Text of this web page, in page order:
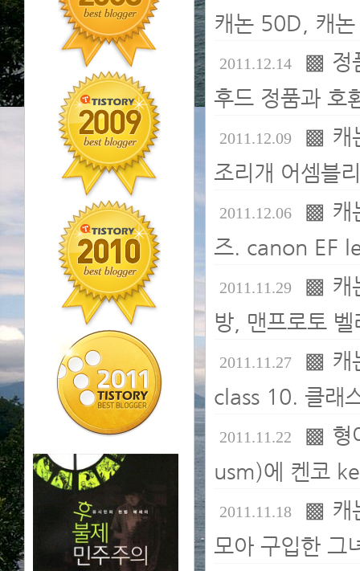
캐논 50D, 캐
2011.12.14 ▩ 정
후드 정품과 호
2011.12.09 ▩ 캐
조리개 어셈블
2011.12.06 ▩ 캐
즈. canon EF
2011.11.29 ▩ 캐
방, 맨프로토
2011.11.27 ▩ 캐
class 10. 클래
2011.11.22 ▩ 형
usm)에 켄코
2011.11.18 ▩ 캐
모아 구입한 그